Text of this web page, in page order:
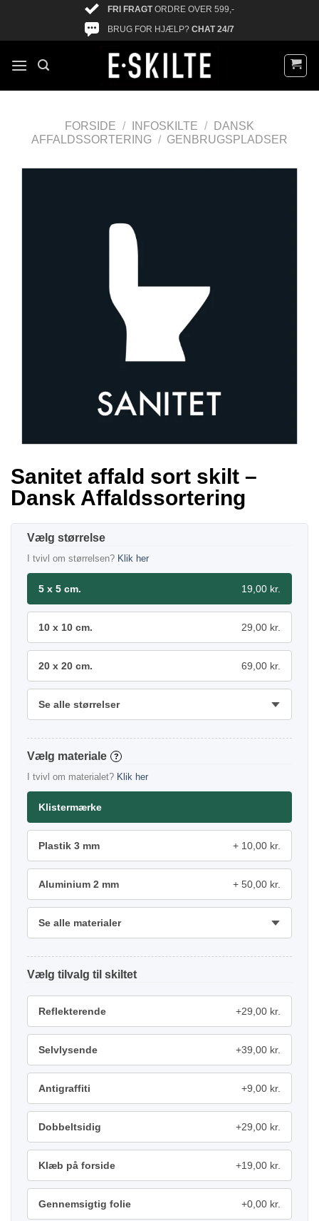
FRI FRAGTORDRE OVER 599,-
BRUG FOR HJÆLP? CHAT 24/7
FORSIDE / INFOSKILTE /
DANSK
AFFALDSSORTERING / GENBRUGSPLADSER
Sanitet affald sort skilt –
Dansk Affaldssortering
størrelse
I tvivl om størrelsen? Klik her
5 x 5 cm. 19,00 kr.
10 x 10 cm. 29,00 kr.
20 x 20 cm. 69,00 kr.
Se alle størrelser
materiale ?
I tvivl om materialet? Klik her
Klistermærke
Plastik 3 mm 10,00 kr.
Aluminium 2 mm 50,00 kr.
Se alle materialer
tilvalg
Reflekterende +29,00 kr.
Selvlysende +39,00 kr.
Antigraffiti +9,00 kr.
Dobbeltsidig +29,00 kr.
Klæb på forside +19,00 kr.
Gennemsigtig folie +0,00 kr.